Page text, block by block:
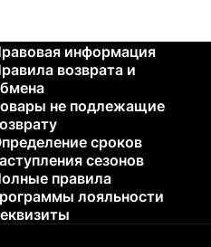
информация
возврата и
не подлежащие
сроков
сезонов
правила
лояльности